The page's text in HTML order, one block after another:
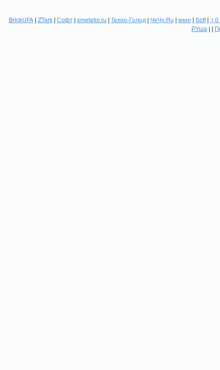
BrickUFA| ZTark| Софт| smetafor.ru | Техно-Голод | ЧеЧу.Ru | кино| Soft| :(
РУша | |